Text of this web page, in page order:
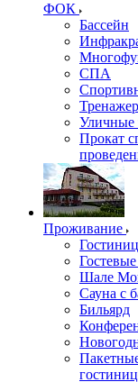
ФОК
Бассейн
СПА
Уличные
Прокат
Проживание
Шале
Сауна с
Бильярд